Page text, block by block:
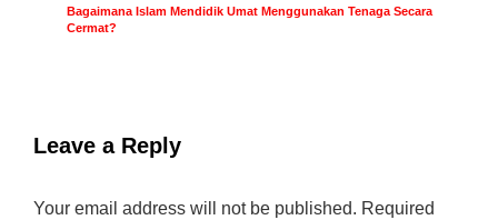
Bagaimana Islam Mendidik Umat Menggunakan Tenaga Secara
Cermat?
Leave a Reply
Your email address will not be published. Required